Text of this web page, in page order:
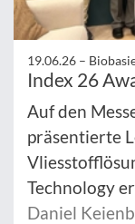
19.06.26 –
Index 26
Auf den
präsentierte
Technology
Daniel